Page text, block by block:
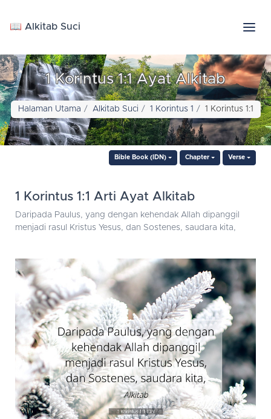
📖 Alkitab Suci
1 Korintus 1:1 Ayat Alkitab
Halaman Utama Alkitab Suci 1 Korintus 1 1 Korintus 1:1
Bible Book (IDN) Chapter Verse
1 Korintus 1:1 Arti Ayat Alkitab
Daripada Paulus, yang dengan kehendak Allah dipanggil
menjadi rasul Kristus Yesus, dan Sostenes, saudara kita,